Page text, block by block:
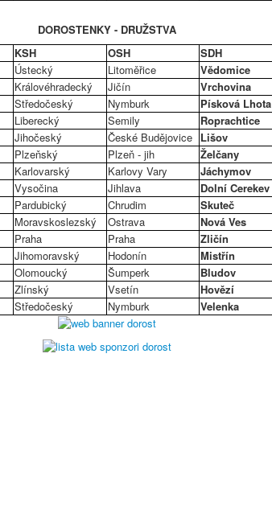
DOROSTENKY - DRUŽSTVA
KSH OSH
SDH
Ústecký Litoměřice
Vědomice
Královéhradecký Jičín
Vrchovina
Středočeský Nymburk
Písková Lhota
Liberecký Semily
Roprachtice
Jihočeský České Budějovice Lišov
Plzeňský Plzeň - jih
Želčany
Karlovarský Karlovy Vary
Jáchymov
Vysočina Jihlava
Dolní Cerekev
Pardubický Chrudim
Skuteč
Moravskoslezský Ostrava
Nová Ves
Praha Praha
Zličín
Jihomoravský Hodonín
Mistřín
Olomoucký Šumperk
Bludov
Zlínský Vsetín
Hovězí
Středočeský Nymburk Velenka